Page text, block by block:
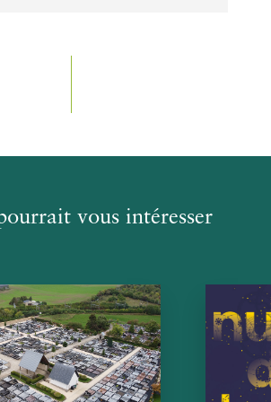
vous intéresser